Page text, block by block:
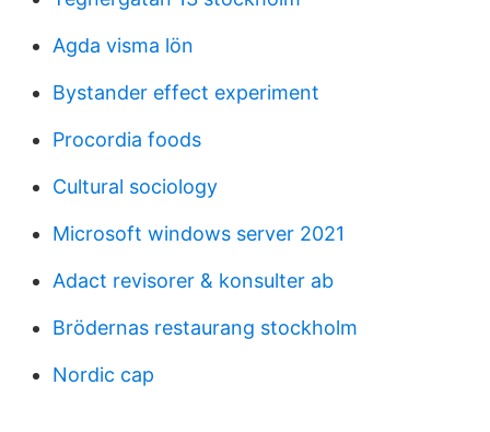
Agda visma lön
Bystander effect experiment
Procordia foods
Cultural sociology
Microsoft windows server 2021
Adact revisorer & konsulter ab
Brödernas restaurang stockholm
Nordic cap